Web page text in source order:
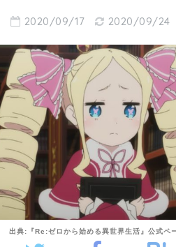
2020/09/17 2020/09/24
出典:『Re:ゼロから始める異世界生活』公式ペ